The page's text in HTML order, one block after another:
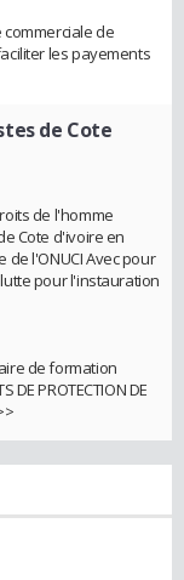
de
les payements
de Cote
de l'homme
Cote d'ivoire en
l'ONUCI Avec pour
pour l'instauration
de formation
DE PROTECTION DE